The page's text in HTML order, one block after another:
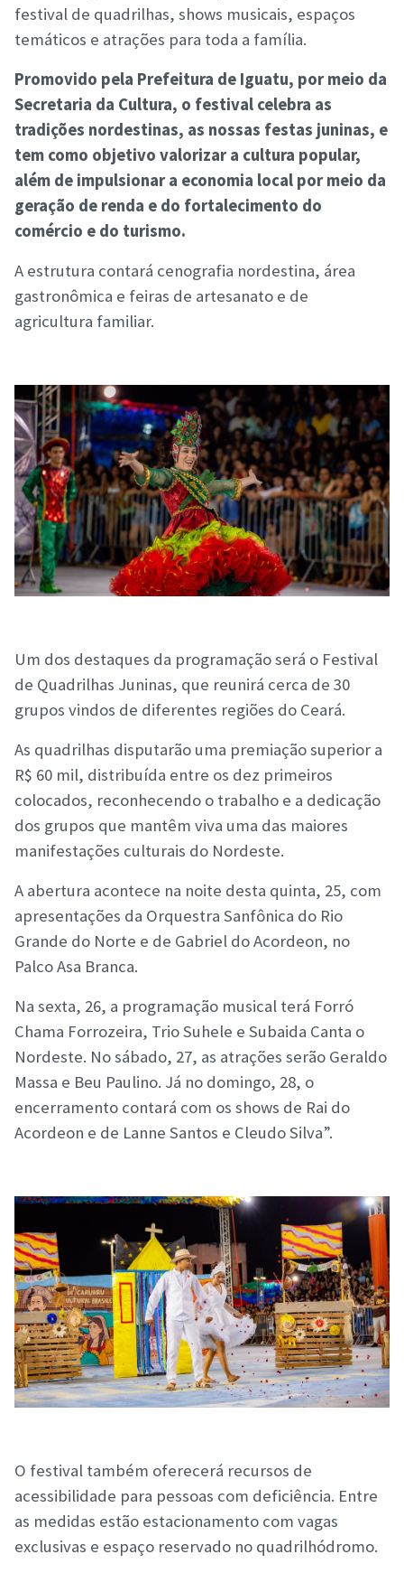
festival de quadrilhas, shows musicais, espaços
temáticos e atrações para toda a família.
Promovido pela Prefeitura de Iguatu, por meio da
Secretaria da Cultura, o festival celebra as
tradições nordestinas, as nossas festas juninas, e
tem como objetivo valorizar a cultura popular,
além de impulsionar a economia local por meio da
geração de renda e do fortalecimento do
comércio e do turismo.
A estrutura contará cenografia nordestina, área
gastronômica e feiras de artesanato e de
agricultura familiar.
Um dos destaques da programação será o Festival
de Quadrilhas Juninas, que reunirá cerca de 30
grupos vindos de diferentes regiões do Ceará.
As quadrilhas disputarão uma premiação superior a
R$ 60 mil, distribuída entre os dez primeiros
colocados, reconhecendo o trabalho e a dedicação
dos grupos que mantêm viva uma das maiores
manifestações culturais do Nordeste.
A abertura acontece na noite desta quinta, 25, com
apresentações da Orquestra Sanfônica do Rio
Grande do Norte e de Gabriel do Acordeon, no
Palco Asa Branca.
Na sexta, 26, a programação musical terá Forró
Chama Forrozeira, Trio Suhele e Subaida Canta o
Nordeste. No sábado, 27, as atrações serão Geraldo
Massa e Beu Paulino. Já no domingo, 28, o
encerramento contará com os shows de Rai do
Acordeon e de Lanne Santos e Cleudo Silva”.
O festival também oferecerá recursos de
acessibilidade para pessoas com deficiência. Entre
as medidas estão estacionamento com vagas
exclusivas e espaço reservado no quadrilhódromo.